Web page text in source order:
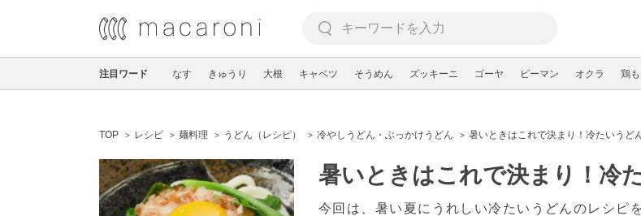
注目ワード なす きゅうり 大根 キャベツ そうめん ズッキーニ ゴーヤ ピーマン オクラ 鶏
TOP レシピ 麺料理 うどん（レシピ） 冷やしうどん・ぶっかけうどん 暑いときはこれで決まり！冷たいうど
暑いときはこれで決まり！冷
今回は、暑い夏にうれしい冷たいうどんのレシピ